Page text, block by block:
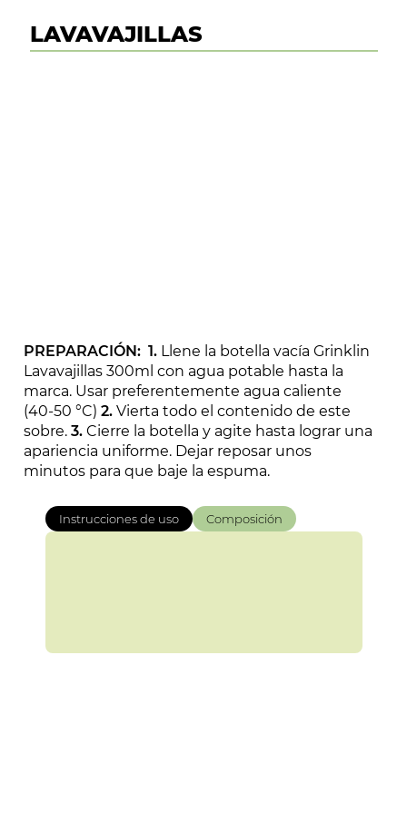
LAVAVAJILLAS
PREPARACIÓN: 1. Llene la botella vacía Grinklin
Lavavajillas 300ml con agua potable hasta la
marca. Usar preferentemente agua caliente
(40-50 °C) 2.Vierta todo el contenido de este
sobre. 3. Cierre la botella y agite hasta lograr una
apariencia uniforme. Dejar reposar unos
minutos para que baje la espuma.
Instrucciones de uso Composición